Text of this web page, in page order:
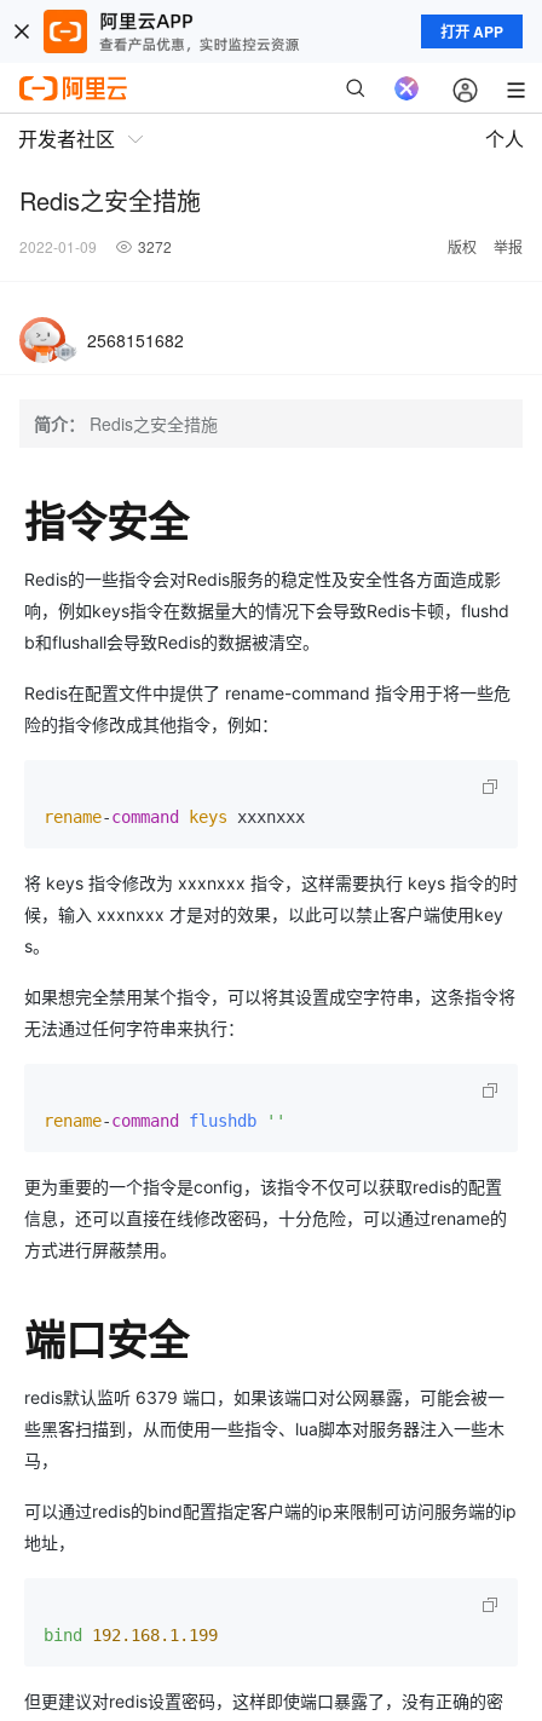
打开 APP
开发者社区 个人
Redis之安全措施
2022-01-09 3272 版权 举报
2568151682
简介： Redis之安全措施
指令安全
Redis的一些指令会对Redis服务的稳定性及安全性各方面造成影
响，例如keys指令在数据量大的情况下会导致Redis卡顿，flushd
b和flushall会导致Redis的数据被清空。
Redis在配置文件中提供了 rename-command 指令用于将一些危
险的指令修改成其他指令，例如：
rename-command keys xxxnxxx
将 keys 指令修改为 xxxnxxx 指令，这样需要执行 keys 指令的时
候，输入 xxxnxxx 才是对的效果，以此可以禁止客户端使用key
s。
如果想完全禁用某个指令，可以将其设置成空字符串，这条指令将
无法通过任何字符串来执行：
rename-command flushdb ''
更为重要的一个指令是config，该指令不仅可以获取redis的配置
信息，还可以直接在线修改密码，十分危险，可以通过rename的
方式进行屏蔽禁用。
端口安全
redis默认监听 6379 端口，如果该端口对公网暴露，可能会被一
些黑客扫描到，从而使用一些指令、lua脚本对服务器注入一些木
马，
可以通过redis的bind配置指定客户端的ip来限制可访问服务端的ip
地址，
bind 192.168.1.199
但更建议对redis设置密码，这样即使端口暴露了，没有正确的密